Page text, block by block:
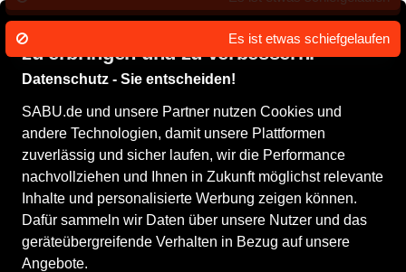
Wir nutzen Cookies um unsere Dienste
zu erbringen und zu verbessern.
Datenschutz - Sie entscheiden!
SABU.de und unsere Partner nutzen Cookies und
andere Technologien, damit unsere Plattformen
zuverlässig und sicher laufen, wir die Performance
nachvollziehen und Ihnen in Zukunft möglichst relevante
Inhalte und personalisierte Werbung zeigen können.
Dafür sammeln wir Daten über unsere Nutzer und das
geräteübergreifende Verhalten in Bezug auf unsere
Angebote.